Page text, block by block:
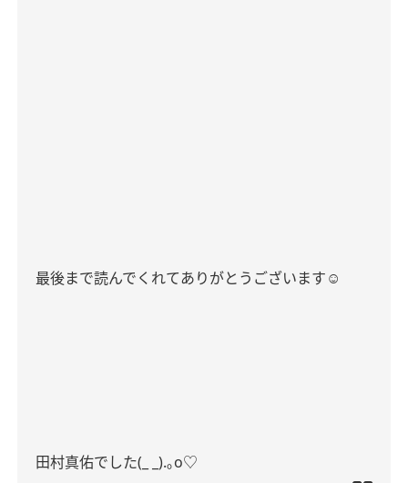
最後まで読んでくれてありがとうございます ☺︎
田村真佑でした(_ _).｡o♡